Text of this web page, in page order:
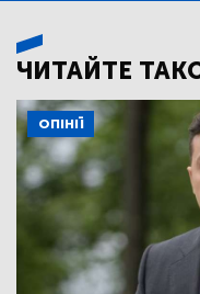
ЧИТАЙТЕ
ОПІНІЇ